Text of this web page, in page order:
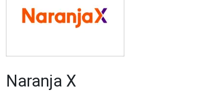
Naranja X